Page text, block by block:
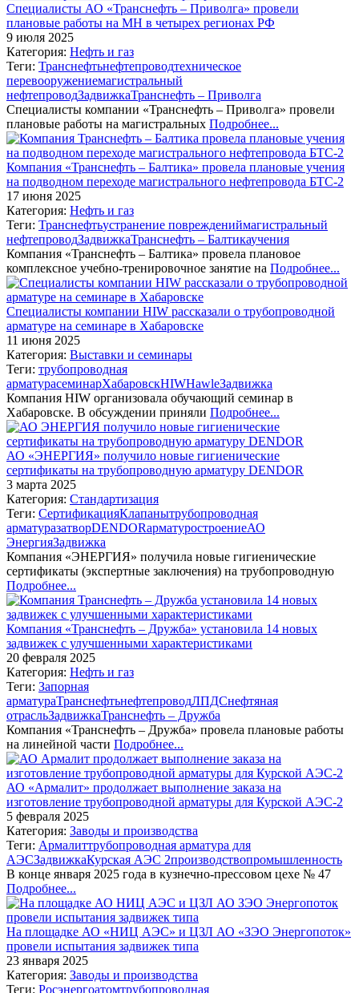
Специалисты АО «Транснефть – Приволга» провели
плановые работы на МН в четырех регионах РФ
9 июля 2025
Категория: Нефть и газ
Теги: Транснефтьнефтепроводтехническое
перевооружениемагистральный
нефтепроводЗадвижкаТранснефть – Приволга
Специалисты компании «Транснефть – Приволга» провели
плановые работы на магистральных Подробнее...
Компания «Транснефть – Балтика» провела плановые учения
на подводном переходе магистрального нефтепровода БТС-2
17 июня 2025
Категория: Нефть и газ
Теги: Транснефтьустранение повреждениймагистральный
нефтепроводЗадвижкаТранснефть – Балтикаучения
Компания «Транснефть – Балтика» провела плановое
комплексное учебно-тренировочное занятие на Подробнее...
Специалисты компании HIW рассказали о трубопроводной
арматуре на семинаре в Хабаровске
11 июня 2025
Категория: Выставки и семинары
Теги: трубопроводная
арматурасеминарХабаровскHIWHawleЗадвижка
Компания HIW организовала обучающий семинар в
Хабаровске. В обсуждении приняли Подробнее...
АО «ЭНЕРГИЯ» получило новые гигиенические
сертификаты на трубопроводную арматуру DENDOR
3 марта 2025
Категория: Стандартизация
Теги: СертификацияКлапанытрубопроводная
арматуразатворDENDORарматуростроениеАО
ЭнергияЗадвижка
Компания «ЭНЕРГИЯ» получила новые гигиенические
сертификаты (экспертные заключения) на трубопроводную
Подробнее...
Компания «Транснефть – Дружба» установила 14 новых
задвижек с улучшенными характеристиками
20 февраля 2025
Категория: Нефть и газ
Теги: Запорная
арматураТранснефтьнефтепроводЛПДСнефтяная
отрасльЗадвижкаТранснефть – Дружба
Компания «Транснефть – Дружба» провела плановые работы
на линейной части Подробнее...
АО «Армалит» продолжает выполнение заказа на
изготовление трубопроводной арматуры для Курской АЭС-2
5 февраля 2025
Категория: Заводы и производства
Теги: Армалиттрубопроводная арматура для
АЭСЗадвижкаКурская АЭС 2производствопромышленность
В конце января 2025 года в кузнечно-прессовом цехе № 47
Подробнее...
На площадке АО «НИЦ АЭС» и ЦЗЛ АО «ЗЭО Энергопоток»
провели испытания задвижек типа
23 января 2025
Категория: Заводы и производства
Теги: Росэнергоатомтрубопроводная